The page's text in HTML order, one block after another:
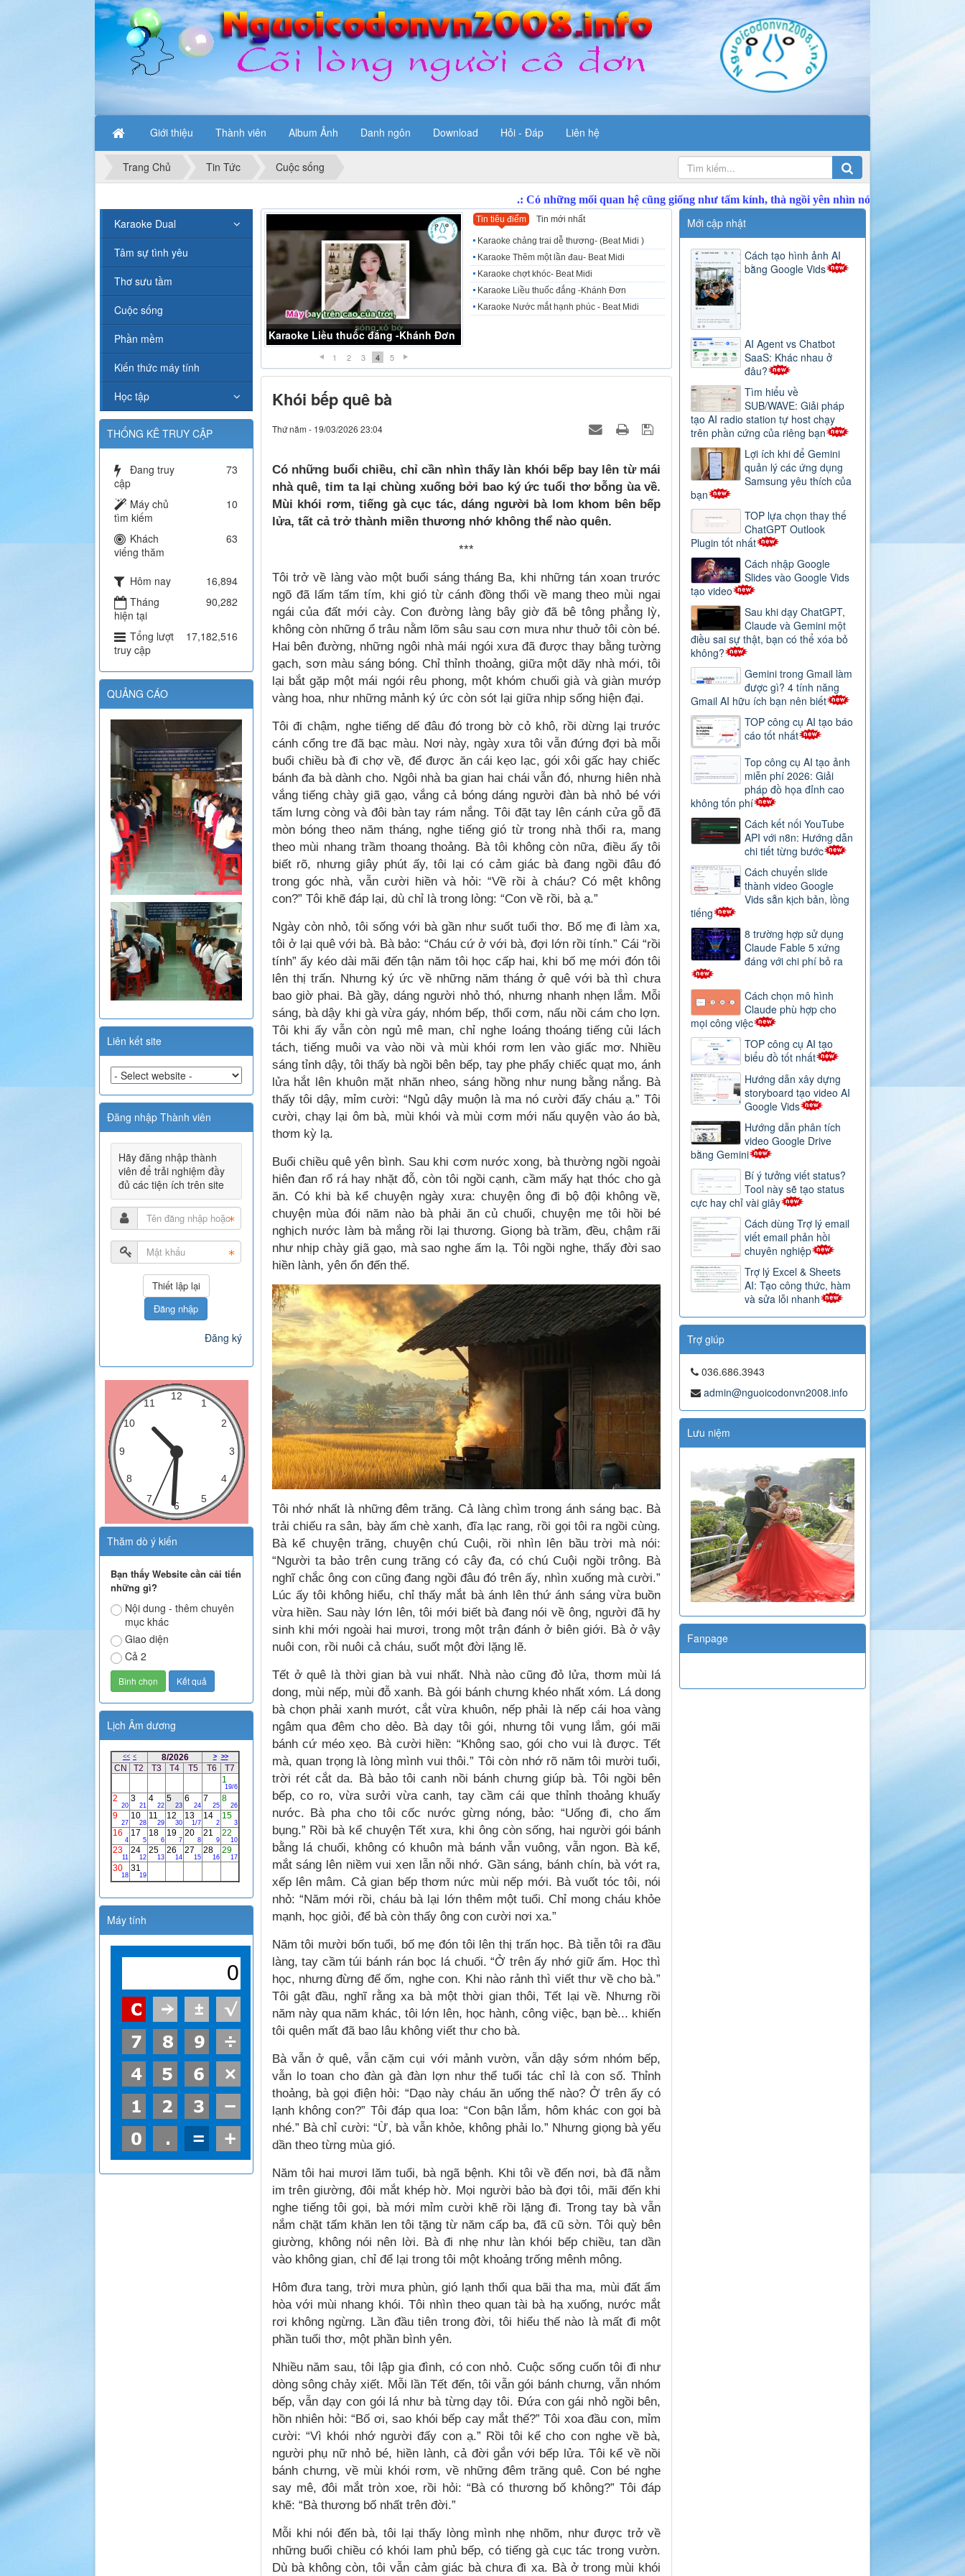
Giới thiệu Thành viên Album Ảnh Danh ngôn Download Hỏi - Đáp Liên hệ
Trang Chủ Tin Tức Cuộc sống
Karaoke Nước mắt hạnh phúc - Beat
Midi
1 2 3 4 5
Tin tiêu điểm Tin mới nhất
Karaoke chảng trai dễ thương- (Beat Midi )
Karaoke Thêm một lần đau- Beat Midi
Karaoke chợt khóc- Beat Midi
Karaoke Liều thuốc đắng -Khánh Đơn
Karaoke Nước mắt hạnh phúc - Beat Midi
Khói bếp quê bà
Thứ năm - 19/03/2026 23:04
Có những buổi chiều, chỉ cần nhìn thấy làn khói bếp bay lên từ mái
nhà quê, tim ta lại chùng xuống bởi bao ký ức tuổi thơ bỗng ùa về.
Mùi khói rơm, tiếng gà cục tác, dáng người bà lom khom bên bếp
lửa, tất cả trở thành miền thương nhớ không thể nào quên.
***
Tôi trở về làng vào một buổi sáng tháng Ba, khi những tán xoan trước
ngõ đã lấm tấm tím, khi gió từ cánh đồng thổi về mang theo mùi ngai
ngái của đất mới cày. Con đường làng bây giờ đã bê tông phẳng lỳ,
không còn những ổ trâu nằm lõm sâu sau cơn mưa như thuở tôi còn bé.
Hai bên đường, những ngôi nhà mái ngói xưa đã được thay bằng tường
gạch, sơn màu sáng bóng. Chỉ thỉnh thoảng, giữa một dãy nhà mới, tôi
lại bắt gặp một mái ngói rêu phong, một khóm chuối già và giàn mướp
vàng hoa, như những mảnh ký ức còn sót lại giữa nhịp sống hiện đại.
Tôi đi chậm, nghe tiếng dế đâu đó trong bờ cỏ khô, rồi dừng lại trước
cánh cổng tre đã bạc màu. Nơi này, ngày xưa tôi vẫn đứng đợi bà mỗi
buổi chiều bà đi chợ về, để được ăn cái kẹo lạc, gói xôi gấc hay chiếc
bánh đa bà dành cho. Ngôi nhà ba gian hai chái vẫn đó, nhưng hiên nhà
vắng tiếng chày giã gạo, vắng cả bóng dáng người đàn bà nhỏ bé với
tấm lưng còng và đôi bàn tay rám nắng. Tôi đặt tay lên cánh cửa gỗ đã
mòn bóng theo năm tháng, nghe tiếng gió từ trong nhà thổi ra, mang
theo mùi nhang trầm thoang thoảng. Bà tôi không còn nữa, điều ấy tôi
biết rõ, nhưng giây phút ấy, tôi lại có cảm giác bà đang ngồi đâu đó
trong góc nhà, vẫn cười hiền và hỏi: “Về rồi à cháu? Có mệt không
con?” Tôi khẽ đáp lại, dù chỉ là trong lòng: “Con về rồi, bà ạ.”
Ngày còn nhỏ, tôi sống với bà gần như suốt tuổi thơ. Bố mẹ đi làm xa,
tôi ở lại quê với bà. Bà bảo: “Cháu cứ ở với bà, đợi lớn rồi tính.” Cái “rồi
tính” ấy kéo dài mãi đến tận năm tôi học cấp hai, khi bố mẹ mới đón tôi
lên thị trấn. Nhưng ký ức về những năm tháng ở quê với bà thì chưa
bao giờ phai. Bà gầy, dáng người nhỏ thó, nhưng nhanh nhẹn lắm. Mỗi
sáng, bà dậy khi gà vừa gáy, nhóm bếp, thổi cơm, nấu nồi cám cho lợn.
Tôi khi ấy vẫn còn ngủ mê man, chỉ nghe loáng thoáng tiếng củi lách
tách, tiếng muôi va vào nồi và mùi khói rơm len vào giấc mơ. Nhiều
sáng tỉnh dậy, tôi thấy bà ngồi bên bếp, tay phe phẩy chiếc quạt mo, ánh
lửa hắt lên khuôn mặt nhăn nheo, sáng hồng như nung bằng nắng. Bà
thấy tôi dậy, mỉm cười: “Ngủ dậy muộn là ma nó cười đấy cháu ạ.” Tôi
cười, chạy lại ôm bà, mùi khói và mùi cơm mới nấu quyện vào áo bà,
thơm kỳ lạ.
Buổi chiều quê yên bình. Sau khi cơm nước xong, bà thường ngồi ngoài
hiên đan rổ rá hay nhặt đỗ, còn tôi ngồi cạnh, cầm mấy hạt thóc cho gà
ăn. Có khi bà kể chuyện ngày xưa: chuyện ông đi bộ đội không về,
chuyện mùa đói năm nào bà phải ăn củ chuối, chuyện mẹ tôi hồi bé
nghịch nước làm bà mắng rồi lại thương. Giọng bà trầm, đều, chậm rãi
như nhịp chày giã gạo, mà sao nghe ấm lạ. Tôi ngồi nghe, thấy đời sao
hiền lành, yên ổn đến thế.
Tôi nhớ nhất là những đêm trăng. Cả làng chìm trong ánh sáng bạc. Bà
trải chiếu ra sân, bày ấm chè xanh, đĩa lạc rang, rồi gọi tôi ra ngồi cùng.
Bà kể chuyện trăng, chuyện chú Cuội, rồi nhìn lên bầu trời mà nói:
“Người ta bảo trên cung trăng có cây đa, có chú Cuội ngồi trông. Bà
nghĩ chắc ông con cũng đang ngồi đâu đó trên ấy, nhìn xuống mà cười.”
Lúc ấy tôi không hiểu, chỉ thấy mắt bà ánh lên thứ ánh sáng vừa buồn
vừa hiền. Sau này lớn lên, tôi mới biết bà đang nói về ông, người đã hy
sinh khi mới ngoài hai mươi, trong một trận đánh ở biên giới. Bà ở vậy
nuôi con, rồi nuôi cả cháu, suốt một đời lặng lẽ.
Tết ở quê là thời gian bà vui nhất. Nhà nào cũng đỏ lửa, thơm mùi lá
dong, mùi nếp, mùi đỗ xanh. Bà gói bánh chưng khéo nhất xóm. Lá dong
bà chọn phải xanh mướt, cắt vừa khuôn, nếp phải là nếp cái hoa vàng
ngâm qua đêm cho dẻo. Bà dạy tôi gói, nhưng tôi vụng lắm, gói mãi
bánh cứ méo xẹo. Bà cười hiền: “Không sao, gói cho vui là được. Tết
mà, quan trọng là lòng mình vui thôi.” Tôi còn nhớ rõ năm tôi mười tuổi,
trời rét cắt da. Bà bảo tôi canh nồi bánh chưng giúp bà. Tôi ngồi bên
bếp, co ro, vừa sưởi vừa canh, tay cầm cái que thỉnh thoảng khuấy
nước. Bà pha cho tôi cốc nước gừng nóng, bảo: “Uống đi, cho ấm
bụng.” Rồi bà kể chuyện Tết xưa, khi ông còn sống, hai người gói bánh
bằng lá chuối, không có khuôn mà bánh vẫn vuông, vẫn ngon. Bà kể,
mắt sáng lên niềm vui xen lẫn nỗi nhớ. Gần sáng, bánh chín, bà vớt ra,
xếp lên mâm. Cả gian bếp thơm nức mùi nếp mới. Bà vuốt tóc tôi, nói
nhỏ: “Năm mới rồi, cháu bà lại lớn thêm một tuổi. Chỉ mong cháu khỏe
mạnh, học giỏi, để bà còn thấy ông con cười nơi xa.”
Năm tôi mười bốn tuổi, bố mẹ đón tôi lên thị trấn học. Bà tiễn tôi ra đầu
làng, tay cầm túi bánh rán bọc lá chuối. “Ở trên ấy nhớ giữ ấm. Học thì
học, nhưng đừng để ốm, nghe con. Khi nào rảnh thì viết thư về cho bà.”
Tôi gật đầu, nghĩ rằng xa bà một thời gian thôi, Tết lại về. Nhưng rồi
năm này qua năm khác, tôi lớn lên, học hành, công việc, bạn bè... khiến
tôi quên mất đã bao lâu không viết thư cho bà.
Bà vẫn ở quê, vẫn cặm cụi với mảnh vườn, vẫn dậy sớm nhóm bếp,
vẫn lo toan cho đàn gà đàn lợn như thể tuổi tác chỉ là con số. Thỉnh
thoảng, bà gọi điện hỏi: “Dạo này cháu ăn uống thế nào? Ở trên ấy có
lạnh không con?” Tôi đáp qua loa: “Con bận lắm, hôm khác con gọi bà
nhé.” Bà chỉ cười: “Ừ, bà vẫn khỏe, không phải lo.” Nhưng giọng bà yếu
dần theo từng mùa gió.
Năm tôi hai mươi lăm tuổi, bà ngã bệnh. Khi tôi về đến nơi, bà đã nằm
im trên giường, đôi mắt khép hờ. Mọi người bảo bà đợi tôi, mãi đến khi
nghe tiếng tôi gọi, bà mới mỉm cười khẽ rồi lặng đi. Trong tay bà vẫn
nắm chặt tấm khăn len tôi tặng từ năm cấp ba, đã cũ sờn. Tôi quỳ bên
giường, không nói nên lời. Bà đi nhẹ như làn khói bếp chiều, tan dần
vào không gian, chỉ để lại trong tôi một khoảng trống mênh mông.
Hôm đưa tang, trời mưa phùn, gió lạnh thổi qua bãi tha ma, mùi đất ẩm
hòa với mùi nhang khói. Tôi nhìn theo quan tài bà hạ xuống, nước mắt
rơi không ngừng. Lần đầu tiên trong đời, tôi hiểu thế nào là mất đi một
phần tuổi thơ, một phần bình yên.
Nhiều năm sau, tôi lập gia đình, có con nhỏ. Cuộc sống cuốn tôi đi như
dòng sông chảy xiết. Mỗi lần Tết đến, tôi vẫn gói bánh chưng, vẫn nhóm
bếp, vẫn dạy con gói lá như bà từng dạy tôi. Đứa con gái nhỏ ngồi bên,
hồn nhiên hỏi: “Bố ơi, sao khói bếp cay mắt thế?” Tôi xoa đầu con, mỉm
cười: “Vì khói nhớ người đấy con ạ.” Rồi tôi kể cho con nghe về bà,
người phụ nữ nhỏ bé, hiền lành, cả đời gắn với bếp lửa. Tôi kể về nồi
bánh chưng, về mùi khói rơm, về những đêm trăng quê. Con bé nghe
say mê, đôi mắt tròn xoe, rồi hỏi: “Bà có thương bố không?” Tôi đáp
khẽ: “Bà thương bố nhất trên đời.”
Mỗi khi nói đến bà, tôi lại thấy lòng mình nhẹ nhõm, như được trở về
những buổi chiều có khói lam phủ bếp, có tiếng gà cục tác trong vườn.
Dù bà không còn, tôi vẫn cảm giác bà chưa đi xa. Bà ở trong mùi khói
Mới cập nhật
Cách tạo hình ảnh AI
bằng Google Vids
AI Agent vs Chatbot
SaaS: Khác nhau ở
đâu?
Tìm hiểu về
SUB/WAVE: Giải pháp
tạo AI radio station tự host chạy
trên phần cứng của riêng bạn
Lợi ích khi để Gemini
quản lý các ứng dụng
Samsung yêu thích của
bạn
TOP lựa chọn thay thế
ChatGPT Outlook
Plugin tốt nhất
Cách nhập Google
Slides vào Google Vids
tạo video
Sau khi dạy ChatGPT,
Claude và Gemini một
điều sai sự thật, bạn có thể xóa bỏ
không?
Gemini trong Gmail làm
được gì? 4 tính năng
Gmail AI hữu ích bạn nên biết
TOP công cụ AI tạo báo
cáo tốt nhất
Top công cụ AI tạo ảnh
miễn phí 2026: Giải
pháp đồ họa đỉnh cao
không tốn phí
Cách kết nối YouTube
API với n8n: Hướng dẫn
chi tiết từng bước
Cách chuyển slide
thành video Google
Vids sẵn kịch bản, lồng
tiếng
8 trường hợp sử dụng
Claude Fable 5 xứng
đáng với chi phí bỏ ra
Cách chọn mô hình
Claude phù hợp cho
mọi công việc
TOP công cụ AI tạo
biểu đồ tốt nhất
Hướng dẫn xây dựng
storyboard tạo video AI
Google Vids
Hướng dẫn phân tích
video Google Drive
bằng Gemini
Bí ý tưởng viết status?
Tool này sẽ tạo status
cực hay chỉ vài giây
Cách dùng Trợ lý email
viết email phản hồi
chuyên nghiệp
Trợ lý Excel & Sheets
AI: Tạo công thức, hàm
và sửa lỗi nhanh
Trợ giúp
036.686.3943
admin@nguoicodonvn2008.info
Lưu niệm
Fanpage
Karaoke Dual
Tâm sự tình yêu
Thơ sưu tầm
Cuộc sống
Phần mềm
Kiến thức máy tính
Học tập
THỐNG KÊ TRUY CẬP
Đang truy
cập
73
Máy chủ
tìm kiếm
10
Khách
viếng thăm
63
Hôm nay
16,894
Tháng
hiện tại
90,282
Tổng lượt
truy cập
17,182,516
QUẢNG CÁO
Liên kết site
Đăng nhập Thành viên
Hãy đăng nhập thành
viên để trải nghiệm đầy
đủ các tiện ích trên site
Đăng nhập
Đăng ký
Thăm dò ý kiến
Bạn thấy Website cần cải tiến
những gì?
Nội dung - thêm chuyên
mục khác
Giao diện
Cả 2
Lịch Âm dương
Máy tính